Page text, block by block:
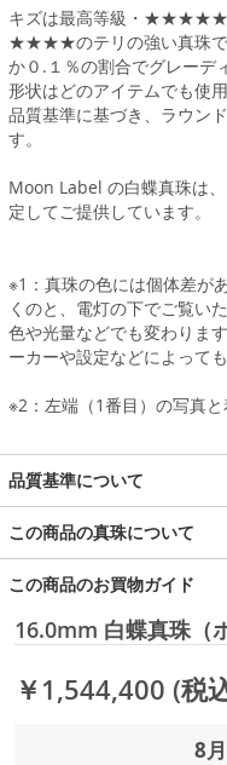
キズは最高等級・★★★★★
★★★★のテリの強い真珠で
か０.１％の割合でグレーデ
形状はどのアイテムでも使
品質基準に基づき、ラウン
す。
Moon Label の白蝶真珠は
定してご提供しています。
※1：真珠の色には個体差が
くのと、電灯の下でご覧い
色や光量などでも変わりま
ーカーや設定などによって
※2：左端（1番目）の写真と
品質基準について
この商品の真珠について
この商品のお買物ガイド
16.0mm 白蝶真珠（
￥1,544,400 (税
8